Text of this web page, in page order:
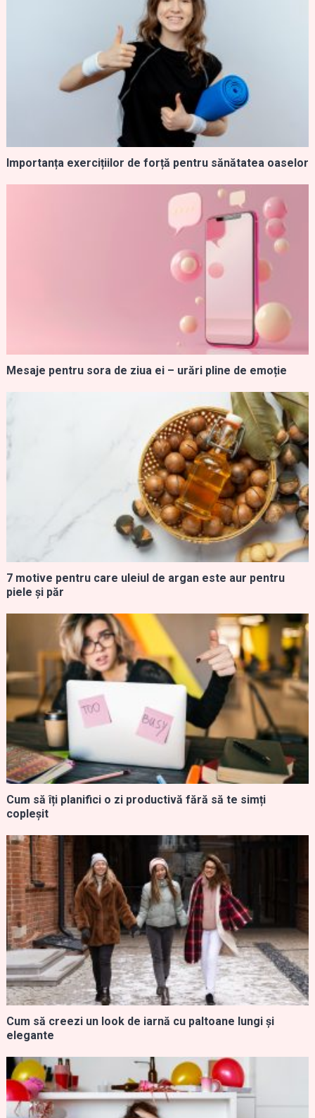
Importanța exercițiilor de forță pentru sănătatea oaselor
Mesaje pentru sora de ziua ei – urări pline de emoție
7 motive pentru care uleiul de argan este aur pentru
piele și păr
Cum să îți planifici o zi productivă fără să te simți
copleșit
Cum să creezi un look de iarnă cu paltoane lungi și
elegante